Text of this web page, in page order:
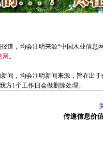
道，均会注明来源“中国木业信
网 。
闻，均会注明新闻来源，旨在出
方1个工作日会做删除处理。
传递信息价